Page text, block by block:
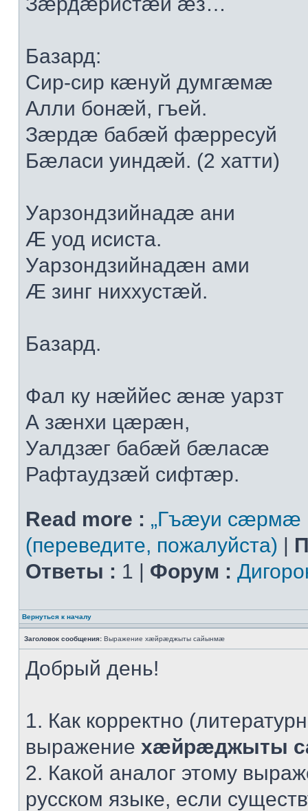
Базард:
Сир-сир кæнуй думгæмæ
Алли бонæй, гъей.
Зæрдæ бабæй фæрресуй
Бæласи уиндæй. (2 хатти)
Уарзондзийнадæ ани
Æ уод исиста.
Уарзондзийнадæн ами
Æ зинг ниххустæй.
Базард.
Фал ку нæййес æнæ уарзт
А зæнхи цæрæн,
Уалдзæг бабæй бæласæ
Рафтаудзæй сифтæр.
Read more : „Гъæуи сæрмæ
(переведите, пожалуйста) |
Ответы : 1 | Форум :
Вернуться к началу
Заголовок сообщения: Выражение хæйрæджыты сайынмæ
Добрый день!
1. Как корректно
выражение хæйрæджыты
2. Какой аналог этому
русском языке, если